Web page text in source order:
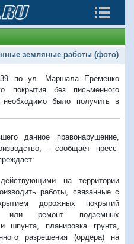
земляные работы (фото)
по ул. Маршала Ерёменко
покрытия без письменного
необходимо было получить в
данное правонарушение,
- сообщает пресс-
на территории
работы, связанные с
дорожных покрытий
или ремонт подземных
шпунта, планировка грунта,
разрешения (ордера) на